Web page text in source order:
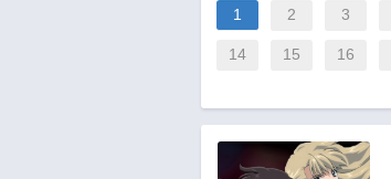
1 2 3
14 15 16